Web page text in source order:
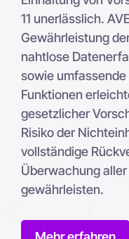
11 unerlässlich.
Gewährleistung
nahtlose
sowie
Funktionen
gesetzlicher
Risiko der
vollständige
Überwachung
gewährleisten.